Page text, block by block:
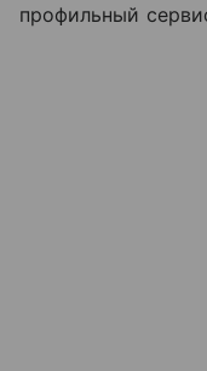
профильный